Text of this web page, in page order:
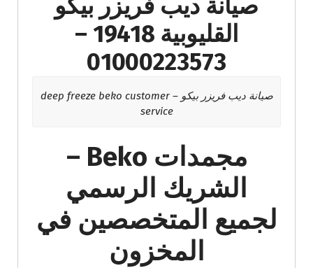
صيانة ديب فريزر بيكو
القليوبية 19418 –
01000223573
صيانة ديب فريزر بيكو – deep freeze beko customer
service
مجمدات Beko –
الشريك الرسمي
لجميع المتخصصين في
المخزون